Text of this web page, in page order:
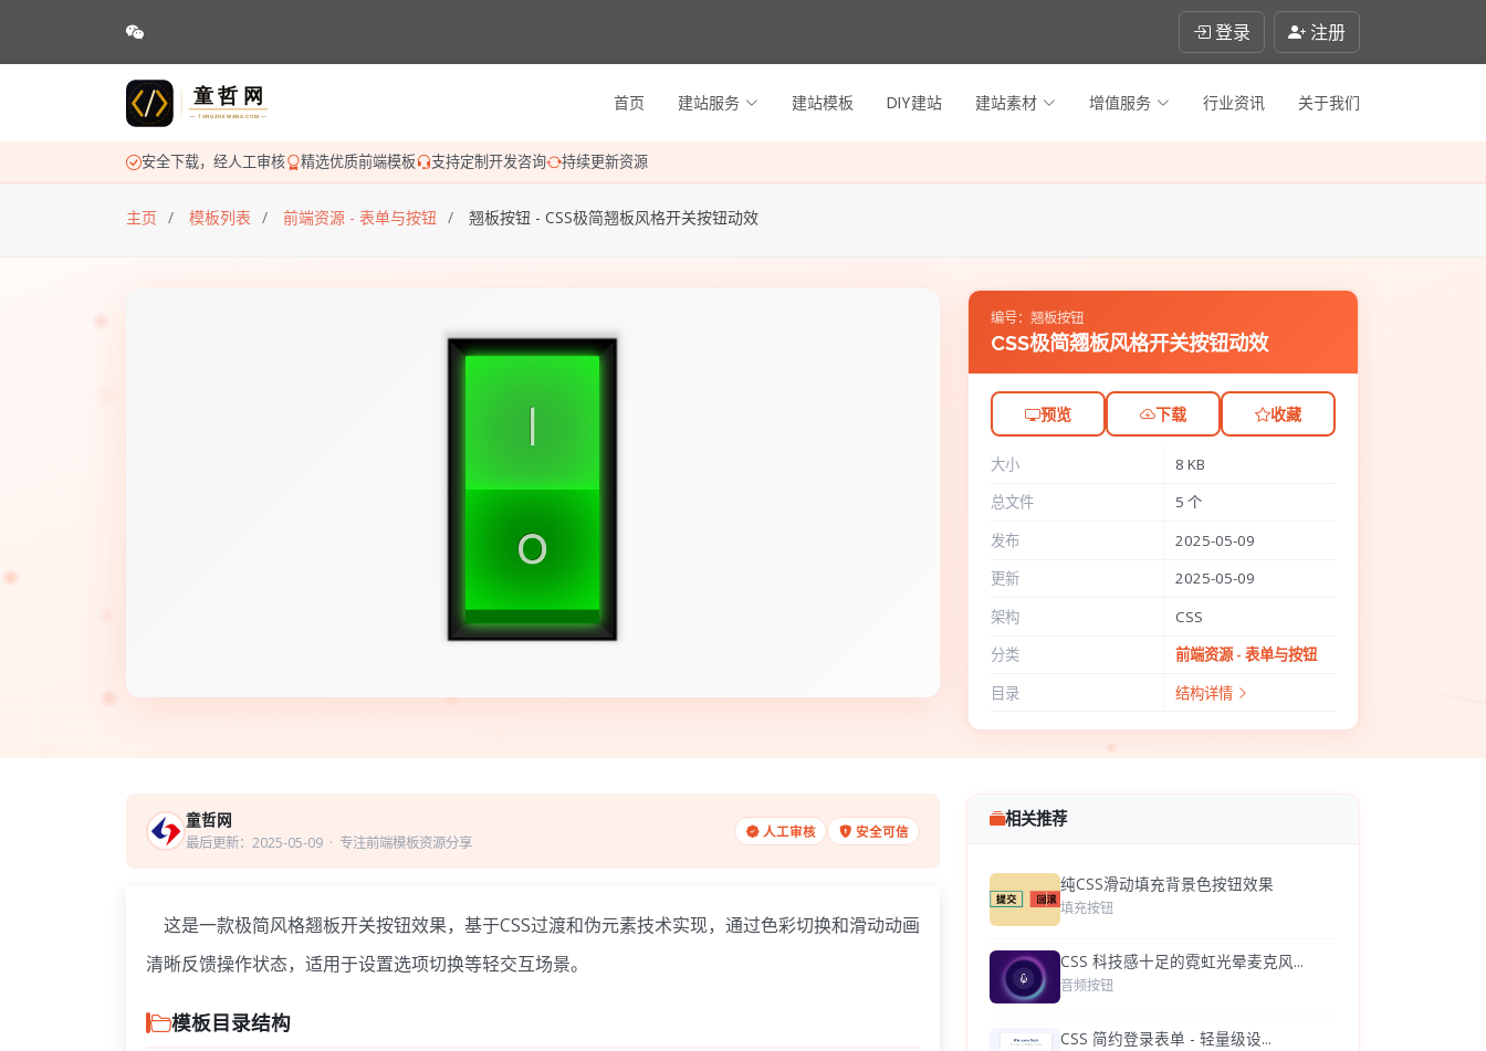
登录 注册
首页 建站服务 建站模板 DIY建站 建站素材 增值服务 行业资讯 关于我们
安全下载，经人工审核 精选优质前端模板 支持定制开发咨询 持续更新资源
主页 模板列表 前端资源 - 表单与按钮 翘板按钮 - CSS极简翘板风格开关按钮动效
编号：翘板按钮
CSS极简翘板风格开关按钮动效
预览 下载 收藏
大小
8 KB
总文件
5 个
发布
2025-05-09
更新
2025-05-09
架构
CSS
分类
前端资源 - 表单与按钮
目录
结构详情
童哲网
最后更新：2025-05-09· 专注前端模板资源分享
人工审核 安全可信
这是一款极简风格翘板开关按钮效果，基于CSS过渡和伪元素技术实现，通过色彩切换和滑动动画
清晰反馈操作状态，适用于设置选项切换等轻交互场景。
模板目录结构
相关推荐
纯CSS滑动填充背景色按钮效果
填充按钮
CSS 科技感十足的霓虹光晕麦克风...
音频按钮
CSS 简约登录表单 - 轻量级设...